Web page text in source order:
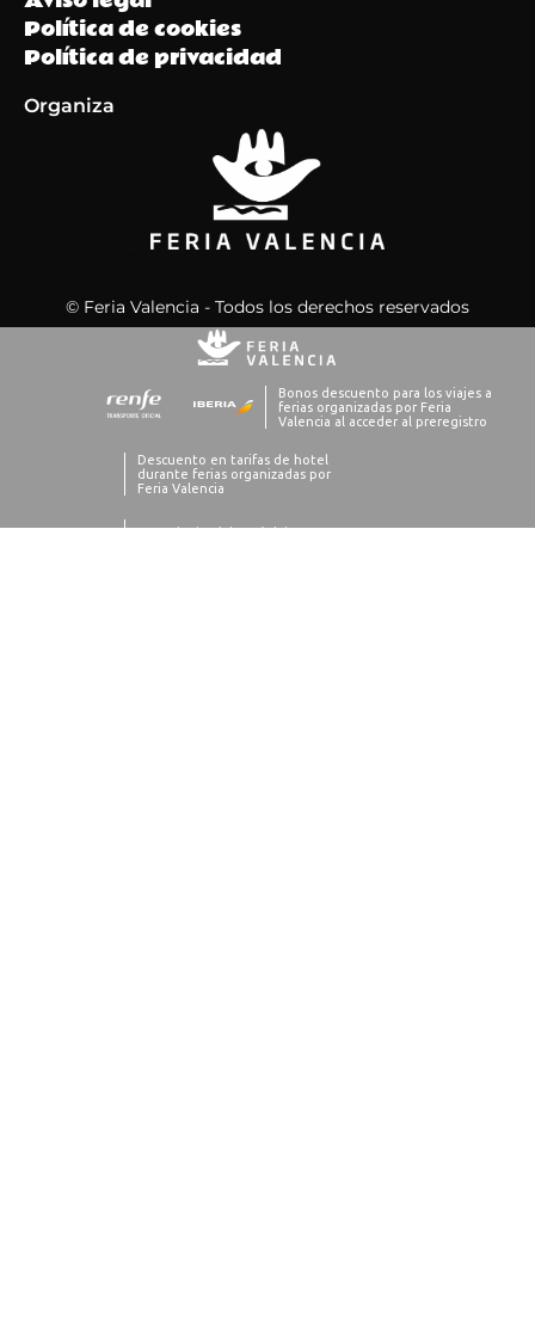
Política de cookies
Política de privacidad
Organiza
© Feria Valencia - Todos los derechos reservados